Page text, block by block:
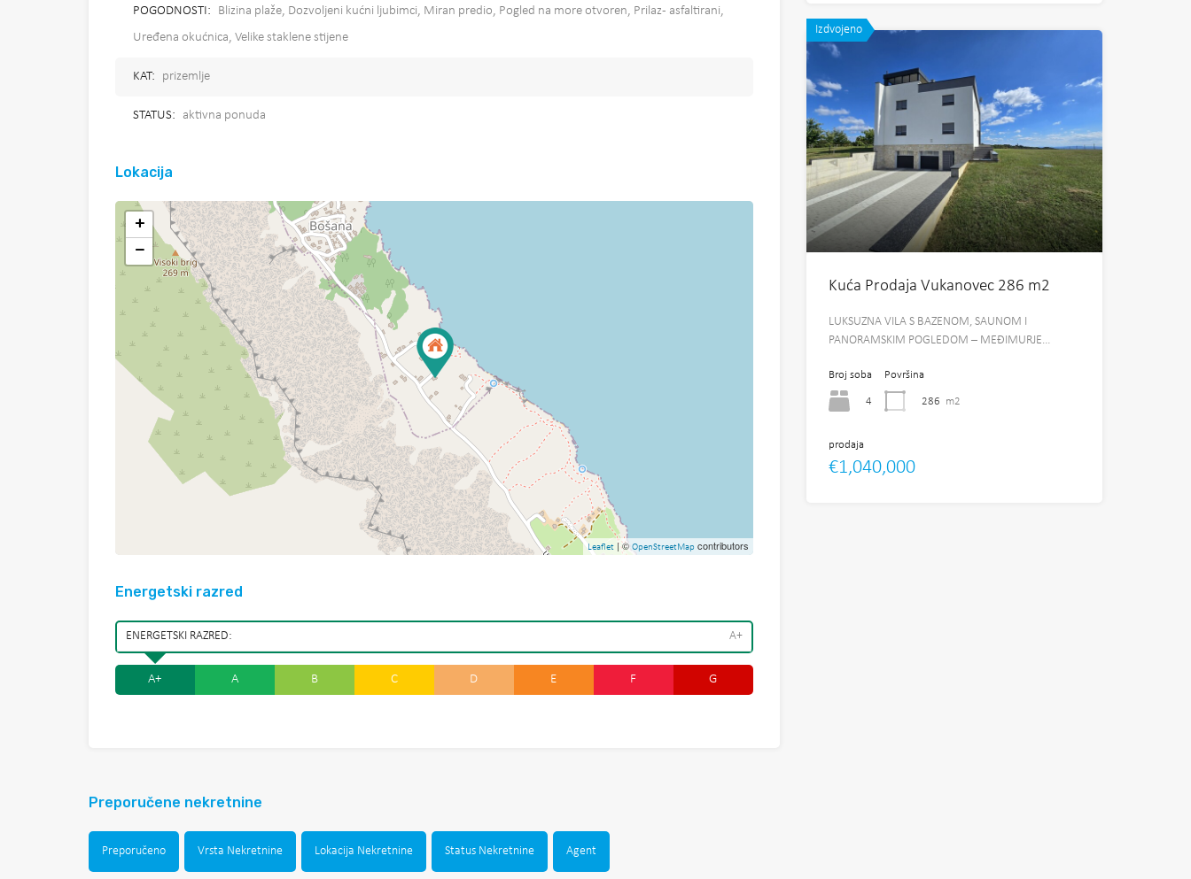
POGODNOSTI:
Blizina plaže, Dozvoljeni kućni ljubimci, Miran predio, Pogled na more otvoren, Prilaz - asfaltirani,
Uređena okućnica, Velike staklene stijene
KAT: prizemlje
STATUS: aktivna ponuda
Lokacija
+
−
Leaflet| © OpenStreetMapcontributors
Energetski razred
ENERGETSKI RAZRED: A+
A+ A B C D E F G
Izdvojeno
Kuća Prodaja Vukanovec 286 m2
LUKSUZNA VILA S BAZENOM, SAUNOM I
PANORAMSKIM POGLEDOM – MEĐIMURJE…
Broj soba
4
Površina
286 m2
prodaja
€1,040,000
Preporučene nekretnine
Preporučeno Vrsta Nekretnine Lokacija Nekretnine Status Nekretnine Agent